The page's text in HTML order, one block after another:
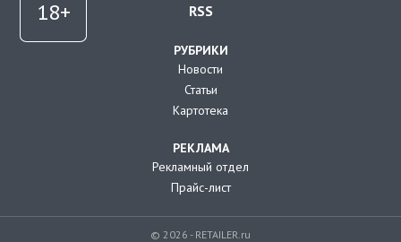
RSS
РУБРИКИ
Новости
Статьи
Картотека
РЕКЛАМА
Рекламный отдел
Прайс-лист
© 2026 - RETAILER.ru